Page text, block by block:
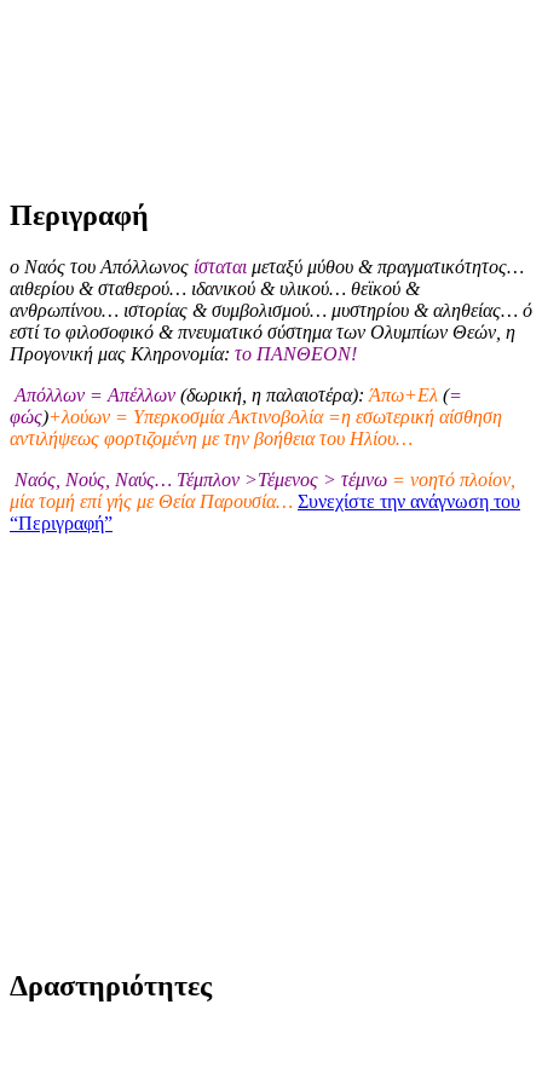
Περιγραφή
ο Ναός του Απόλλωνος ίσταται μεταξύ μύθου & πραγματικότητος…
αιθερίου & σταθερού… ιδανικού & υλικού… θεϊκού &
ανθρωπίνου… ιστορίας & συμβολισμού… μυστηρίου & αληθείας… ό
εστί το φιλοσοφικό & πνευματικό σύστημα των Ολυμπίων Θεών, η
Προγονική μας Κληρονομία: το ΠΑΝΘΕΟΝ!
Απόλλων = Απέλλων (δωρική, η παλαιοτέρα): Άπω+Ελ (=
φώς)+λούων = Υπερκοσμία Ακτινοβολία =η εσωτερική αίσθηση
αντιλήψεως φορτιζομένη με την βοήθεια του Ηλίου…
Ναός, Νούς, Ναύς… Τέμπλον >Τέμενος > τέμνω = νοητό πλοίον,
μία τομή επί γής με Θεία Παρουσία… Συνεχίστε την ανάγνωση του
“Περιγραφή”
Δραστηριότητες